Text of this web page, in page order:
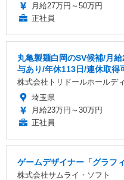
月給27万円～50万円
正社員
丸亀製麺白岡のSV候補/月
与あり/年休113日/連休取得
株式会社トリドールホールデ
埼玉県
月給23万円～30万円
正社員
ゲームデザイナー「グラフ
株式会社サムライ・ソフト